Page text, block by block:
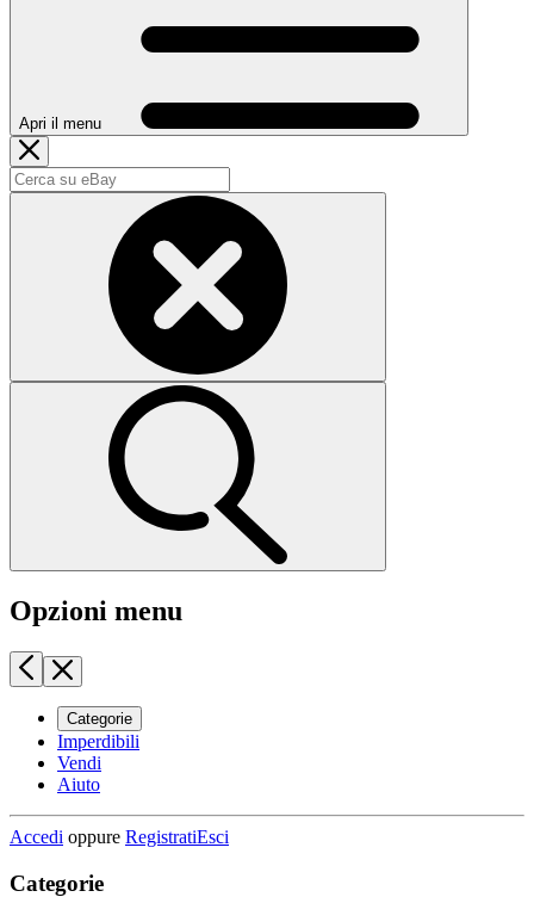
Apri il menu
Opzioni menu
Categorie
Imperdibili
Vendi
Aiuto
Accedi oppure RegistratiEsci
Categorie